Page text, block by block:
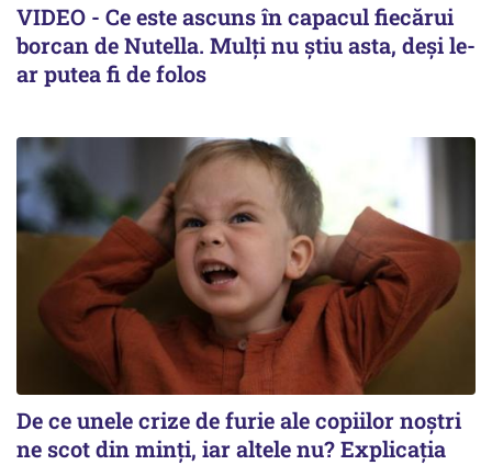
VIDEO - Ce este ascuns în capacul fiecărui
borcan de Nutella. Mulți nu știu asta, deși le-
ar putea fi de folos
De ce unele crize de furie ale copiilor noștri
ne scot din minți, iar altele nu? Explicația